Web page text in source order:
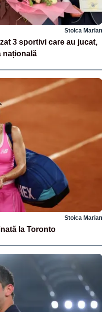
Stoica Marian
3 sportivi care au jucat,
națională
Stoica Marian
la Toronto